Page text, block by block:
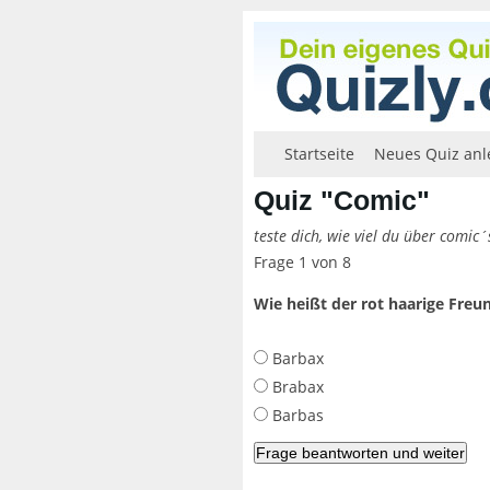
Startseite Neues Quiz
Quiz "Comic"
teste dich, wie viel du über
Frage 1 von 8
Wie heißt der rot haarige
Barbax
Brabax
Barbas